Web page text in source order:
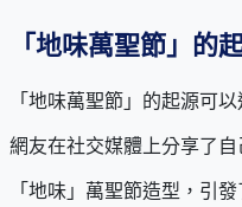
「地味萬聖節」的
「地味萬聖節」的起源可
網友在社交媒體上分享了
「地味」萬聖節造型，引